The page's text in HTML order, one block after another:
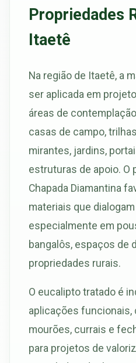
Propriedades
Itaetê
Na região de Itaetê, a
ser aplicada em
áreas de
casas de campo,
mirantes, jardins,
estruturas de apoio. O
Chapada Diamantina
materiais que
especialmente em
bangalôs, espaços de
propriedades rurais.
O eucalipto tratado é
aplicações funcionais,
mourões, currais e
para projetos de